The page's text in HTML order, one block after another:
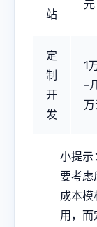
站
元
定
制
开
发
1
–
小提示
要考虑
成本模
用，而